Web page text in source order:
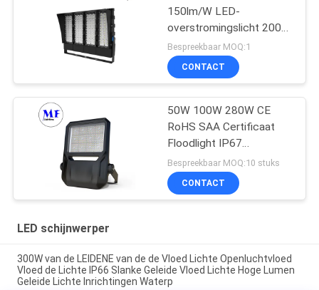
150lm/W LED-
overstromingslicht 200W
300W 500W Voor
sportvelden en
tennisbanen
Bespreekbaar MOQ:1
CONTACT
50W 100W 280W CE
RoHS SAA Certificaat
Floodlight IP67
Waterdicht LED
Projector Lampen
Bespreekbaar MOQ:10 stuks
CONTACT
LED schijnwerper
300W van de LEIDENE van de de Vloed Lichte Openluchtvloed
Vloed de Lichte IP66 Slanke Geleide Vloed Lichte Hoge Lumen
Geleide Lichte Inrichtingen Waterp